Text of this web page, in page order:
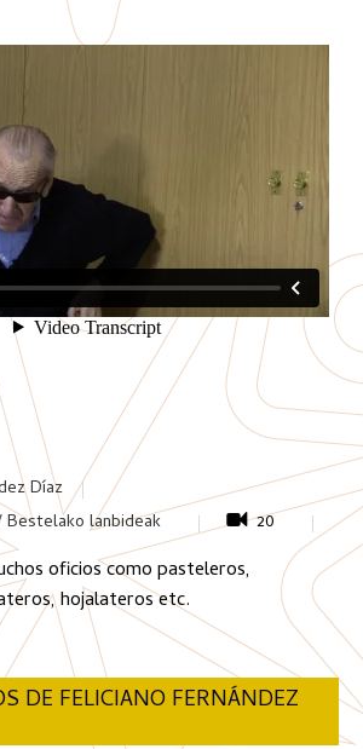
Díaz
lanbideak
20
oficios como pasteleros,
hojalateros etc.
DE FELICIANO FERNÁNDEZ